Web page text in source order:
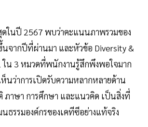
ดในปี 2567 พบว่าคะแนนภาพรวมของ
นจากปีที่ผ่านมา และหัวข้อ Diversity &
ใน 3 หมวดที่พนักงานรู้สึกพึงพอใจมาก
นว่าการเปิดรับความหลากหลายด้าน
ภาษา การศึกษา และแนวคิด เป็นสิ่งที่
ธรรมองค์กรของเคทีซีอย่างแท้จริง